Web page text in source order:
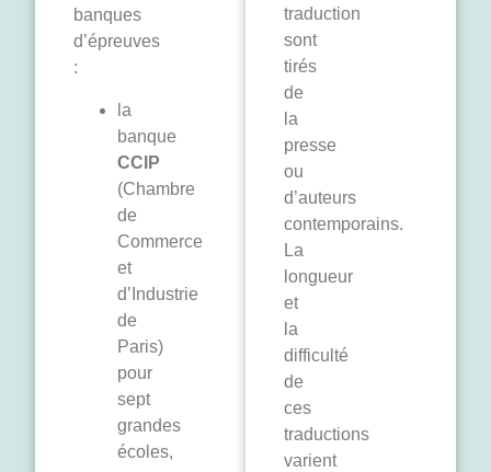
banques
d’épreuves
:
la
banque
CCIP
(Chambre
de
Commerce
et
d’Industrie
de
Paris)
pour
sept
grandes
écoles,
traduction
sont
tirés
de
la
presse
ou
d’auteurs
contemporains.
La
longueur
et
la
difficulté
de
ces
traductions
varient